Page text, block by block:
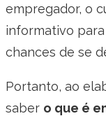
empregador, o
informativo
chances de se
Portanto, ao
saber o que é